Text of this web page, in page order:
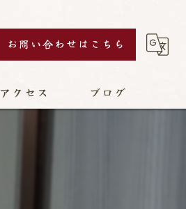
お問い合わせはこちら
アクセス ブログ